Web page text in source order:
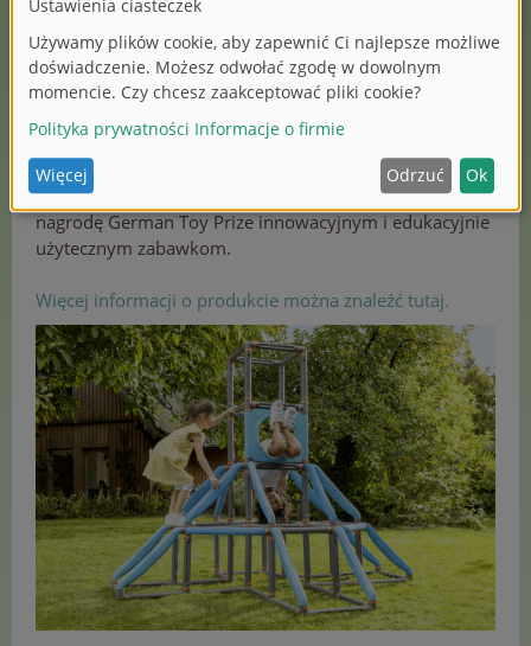
Sprzęt do zabawy w ogrodzie jest odporny na warunki
atmosferyczne i został wyprodukowany w Niemczech.
„BIG Kraxxl - The Giant”wspiera dzieci w ruchu, a tym
samym między innymi w ich umiejętnościach
poznawczych, kompetencjach społecznych i poczuciu
własnej wartości.
Co roku niemiecki magazyn „familie&co” przyznaje
nagrodę German Toy Prize innowacyjnym i edukacyjnie
użytecznym zabawkom.
Więcej informacji o produkcie można znaleźć tutaj.